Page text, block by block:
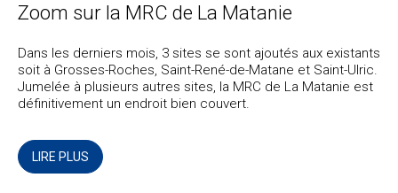
Zoom sur la MRC de La Matanie
Dans les derniers mois, 3 sites se sont ajoutés aux existants
soit à Grosses-Roches, Saint-René-de-Matane et Saint-Ulric.
Jumelée à plusieurs autres sites, la MRC de La Matanie est
définitivement un endroit bien couvert.
LIRE PLUS